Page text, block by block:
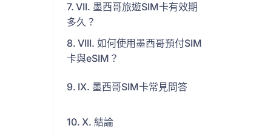
VII. 墨西哥旅遊SIM卡有效期
多久？
VIII. 如何使用墨西哥預付SIM
卡與eSIM？
IX. 墨西哥SIM卡常見問答
X. 結論